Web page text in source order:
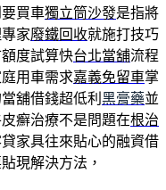
買車獨立筒沙發是指將
家廢鐵回收就施打技巧
度試算快台北當舖流程
用車需求嘉義免留車掌
舖借錢超低利 黑膏藥並
癬治療不是問題在根治
家具往來貼心的融資借
現解決方法，